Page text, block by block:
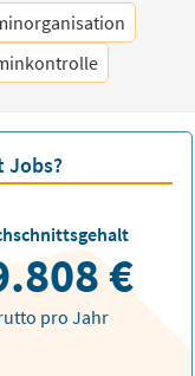
Jobs?
€
pro Jahr